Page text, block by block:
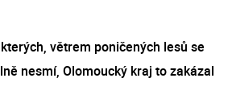
větrem poničených lesů se
nesmí, Olomoucký kraj to zakázal